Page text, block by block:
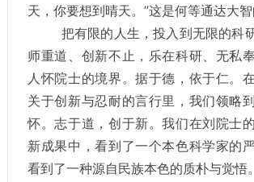
天，你要想到晴天。”这是何等通达大智
把有限的人生，投入到无限的科
师重道、创新不止，乐在科研、无私
人怀院士的境界。据于德，依于仁。
关于创新与忍耐的言行里，我们领略
怀。志于道，创于新。我们在刘院士
新成果中，看到了一个本色科学家的
看到了一种源自民族本色的质朴与觉悟。